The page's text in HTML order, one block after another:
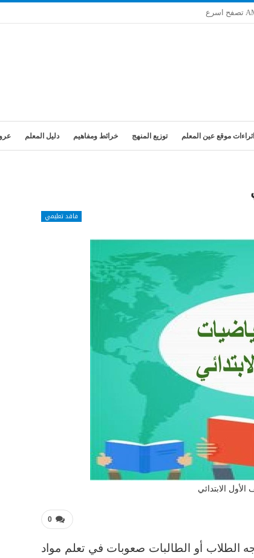
اثراءات موقع عين المعلم توزيع المنهج خرائط ومفاهيم دليل المعلم
فاقد تعليمي
الابتدائي
0
الطلاب أو الطالبات صعوبات في تعلم مواد